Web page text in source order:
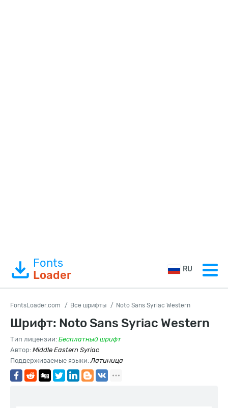
Fonts
Loader
RU
FontsLoader.com Все шрифты Noto Sans Syriac Western
Шрифт: Noto Sans Syriac Western
Тип лицензии: Бесплатный шрифт
Автор: Middle Eastern Syriac
Поддерживаемые языки:Латиница